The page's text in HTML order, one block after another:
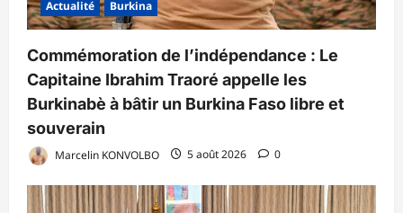
Actualité Burkina
Commémoration de l’indépendance : Le
Capitaine Ibrahim Traoré appelle les
Burkinabè à bâtir un Burkina Faso libre et
souverain
Marcelin KONVOLBO 5 août 2026 0